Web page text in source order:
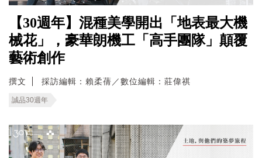
【30週年】混種美學開出「地表最大機
械花」，豪華朗機工「高手團隊」顛覆
藝術創作
撰文 採訪編輯：賴柔蒨／數位編輯：莊偉祺
誠品30週年